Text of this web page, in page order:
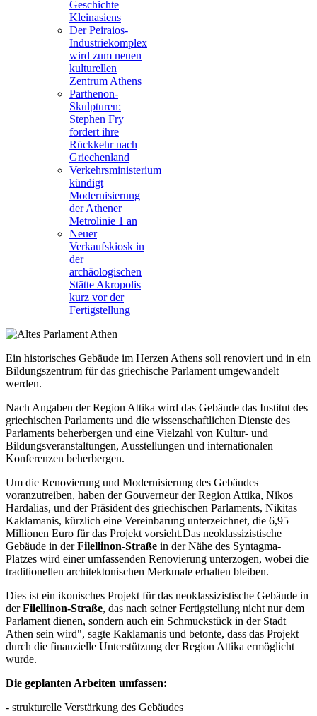
Geschichte
Kleinasiens
Der Peiraios-
Industriekomplex
wird zum neuen
kulturellen
Zentrum Athens
Parthenon-
Skulpturen:
Stephen Fry
fordert ihre
Rückkehr nach
Griechenland
Verkehrsministerium
kündigt
Modernisierung
der Athener
Metrolinie 1 an
Neuer
Verkaufskiosk in
der
archäologischen
Stätte Akropolis
kurz vor der
Fertigstellung
Ein historisches Gebäude im Herzen Athens soll renoviert und in ein
Bildungszentrum für das griechische Parlament umgewandelt
werden.
Nach Angaben der Region Attika wird das Gebäude das Institut des
griechischen Parlaments und die wissenschaftlichen Dienste des
Parlaments beherbergen und eine Vielzahl von Kultur- und
Bildungsveranstaltungen, Ausstellungen und internationalen
Konferenzen beherbergen.
Um die Renovierung und Modernisierung des Gebäudes
voranzutreiben, haben der Gouverneur der Region Attika, Nikos
Hardalias, und der Präsident des griechischen Parlaments, Nikitas
Kaklamanis, kürzlich eine Vereinbarung unterzeichnet, die 6,95
Millionen Euro für das Projekt vorsieht.Das neoklassizistische
Gebäude in derFilellinon-Straße in der Nähe des Syntagma-
Platzes wird einer umfassenden Renovierung unterzogen, wobei die
traditionellen architektonischen Merkmale erhalten bleiben.
Dies ist ein ikonisches Projekt für das neoklassizistische Gebäude in
derFilellinon-Straße, das nach seiner Fertigstellung nicht nur dem
Parlament dienen, sondern auch ein Schmuckstück in der Stadt
Athen sein wird", sagte Kaklamanis und betonte, dass das Projekt
durch die finanzielle Unterstützung der Region Attika ermöglicht
wurde.
Die geplanten Arbeiten umfassen:
- strukturelle Verstärkung des Gebäudes